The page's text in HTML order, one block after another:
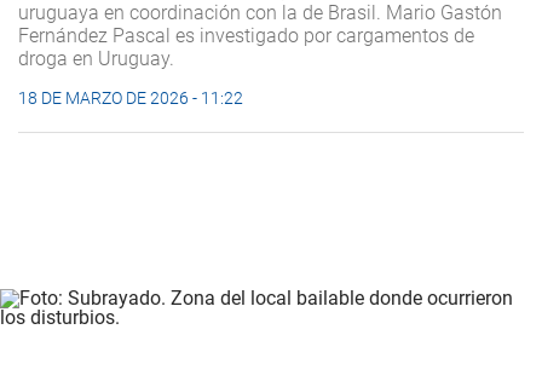
uruguaya en coordinación con la de Brasil. Mario Gastón
Fernández Pascal es investigado por cargamentos de
droga en Uruguay.
18 DE MARZO DE 2026 - 11:22